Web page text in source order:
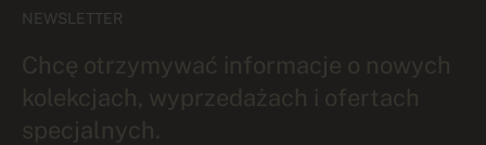
NEWSLETTER
Chcę otrzymywać informacje o nowych
kolekcjach, wyprzedażach i ofertach
specjalnych.